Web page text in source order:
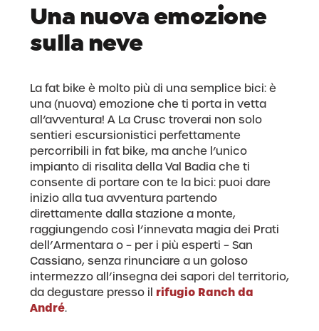
Una nuova emozione
sulla neve
La fat bike è molto più di una semplice bici: è
una (nuova) emozione che ti porta in vetta
all’avventura! A La Crusc troverai non solo
sentieri escursionistici perfettamente
percorribili in fat bike, ma anche l’unico
impianto di risalita della Val Badia che ti
consente di portare con te la bici: puoi dare
inizio alla tua avventura partendo
direttamente dalla stazione a monte,
raggiungendo così l’innevata magia dei Prati
dell’Armentara o – per i più esperti – San
Cassiano, senza rinunciare a un goloso
intermezzo all’insegna dei sapori del territorio,
da degustare presso il rifugio Ranch da
André.